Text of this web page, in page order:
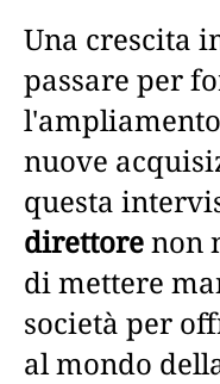
Una crescita
passare per
nuove
questa
direttorenon
di mettere
società per
al mondo